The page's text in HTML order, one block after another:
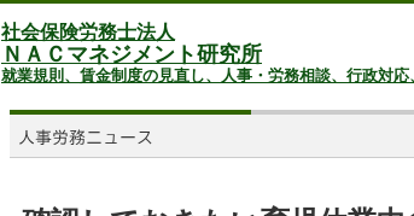
社会保険労務士法人
ＮＡＣマネジメント研究所
就業規則、賃金制度の見直し、人事・労務相談、行政対